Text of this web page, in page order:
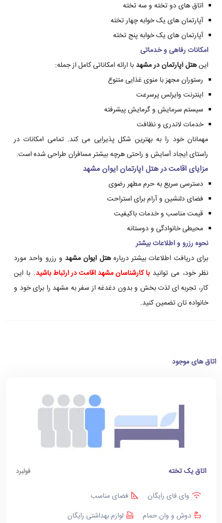
اتاق های دو تخته و سه تخته
آپارتمان های یک خوابه چهار تخته
آپارتمان های یک خوابه پنج تخته
امکانات رفاهی و خدماتی
اینهتل آپارتمان در مشهدبا ارائه امکاناتی کامل از جمله:
رستوران مجهز با منوی غذایی متنوع
اینترنت وایرلس پرسرعت
سیستم سرمایش و گرمایش پیشرفته
خدمات لاندری و نظافت
مهمانان خود را به بهترین شکل پذیرایی می کند. تمامی امکانات در
راستای ایجاد آسایش و راحتی هرچه بیشتر مسافران طراحی شده است.
مزایای اقامت درهتل آپارتمان ایوان مشهد
دسترسی سریع به حرم مطهر رضوی
فضای دلنشین و آرام برای استراحت
قیمت مناسب و خدمات باکیفیت
محیطی خانوادگی و دوستانه
نحوه رزرو و اطلاعات بیشتر
برای دریافت اطلاعات بیشتر دربارههتل ایوان مشهدو رزرو واحد مورد
نظر خود، می توانیدبا کارشناسان مشهد اقامت در ارتباط باشید. با این
کار، تجربه ای لذت بخش و بدون دغدغه از سفر به مشهد را برای خود و
خانواده تان تضمین کنید.
اتاق های موجود
اتاق یک تخته فولبرد
وای فای رایگان
فضای مناسب
دوش و وان حمام
لوازم بهداشتی رایگان